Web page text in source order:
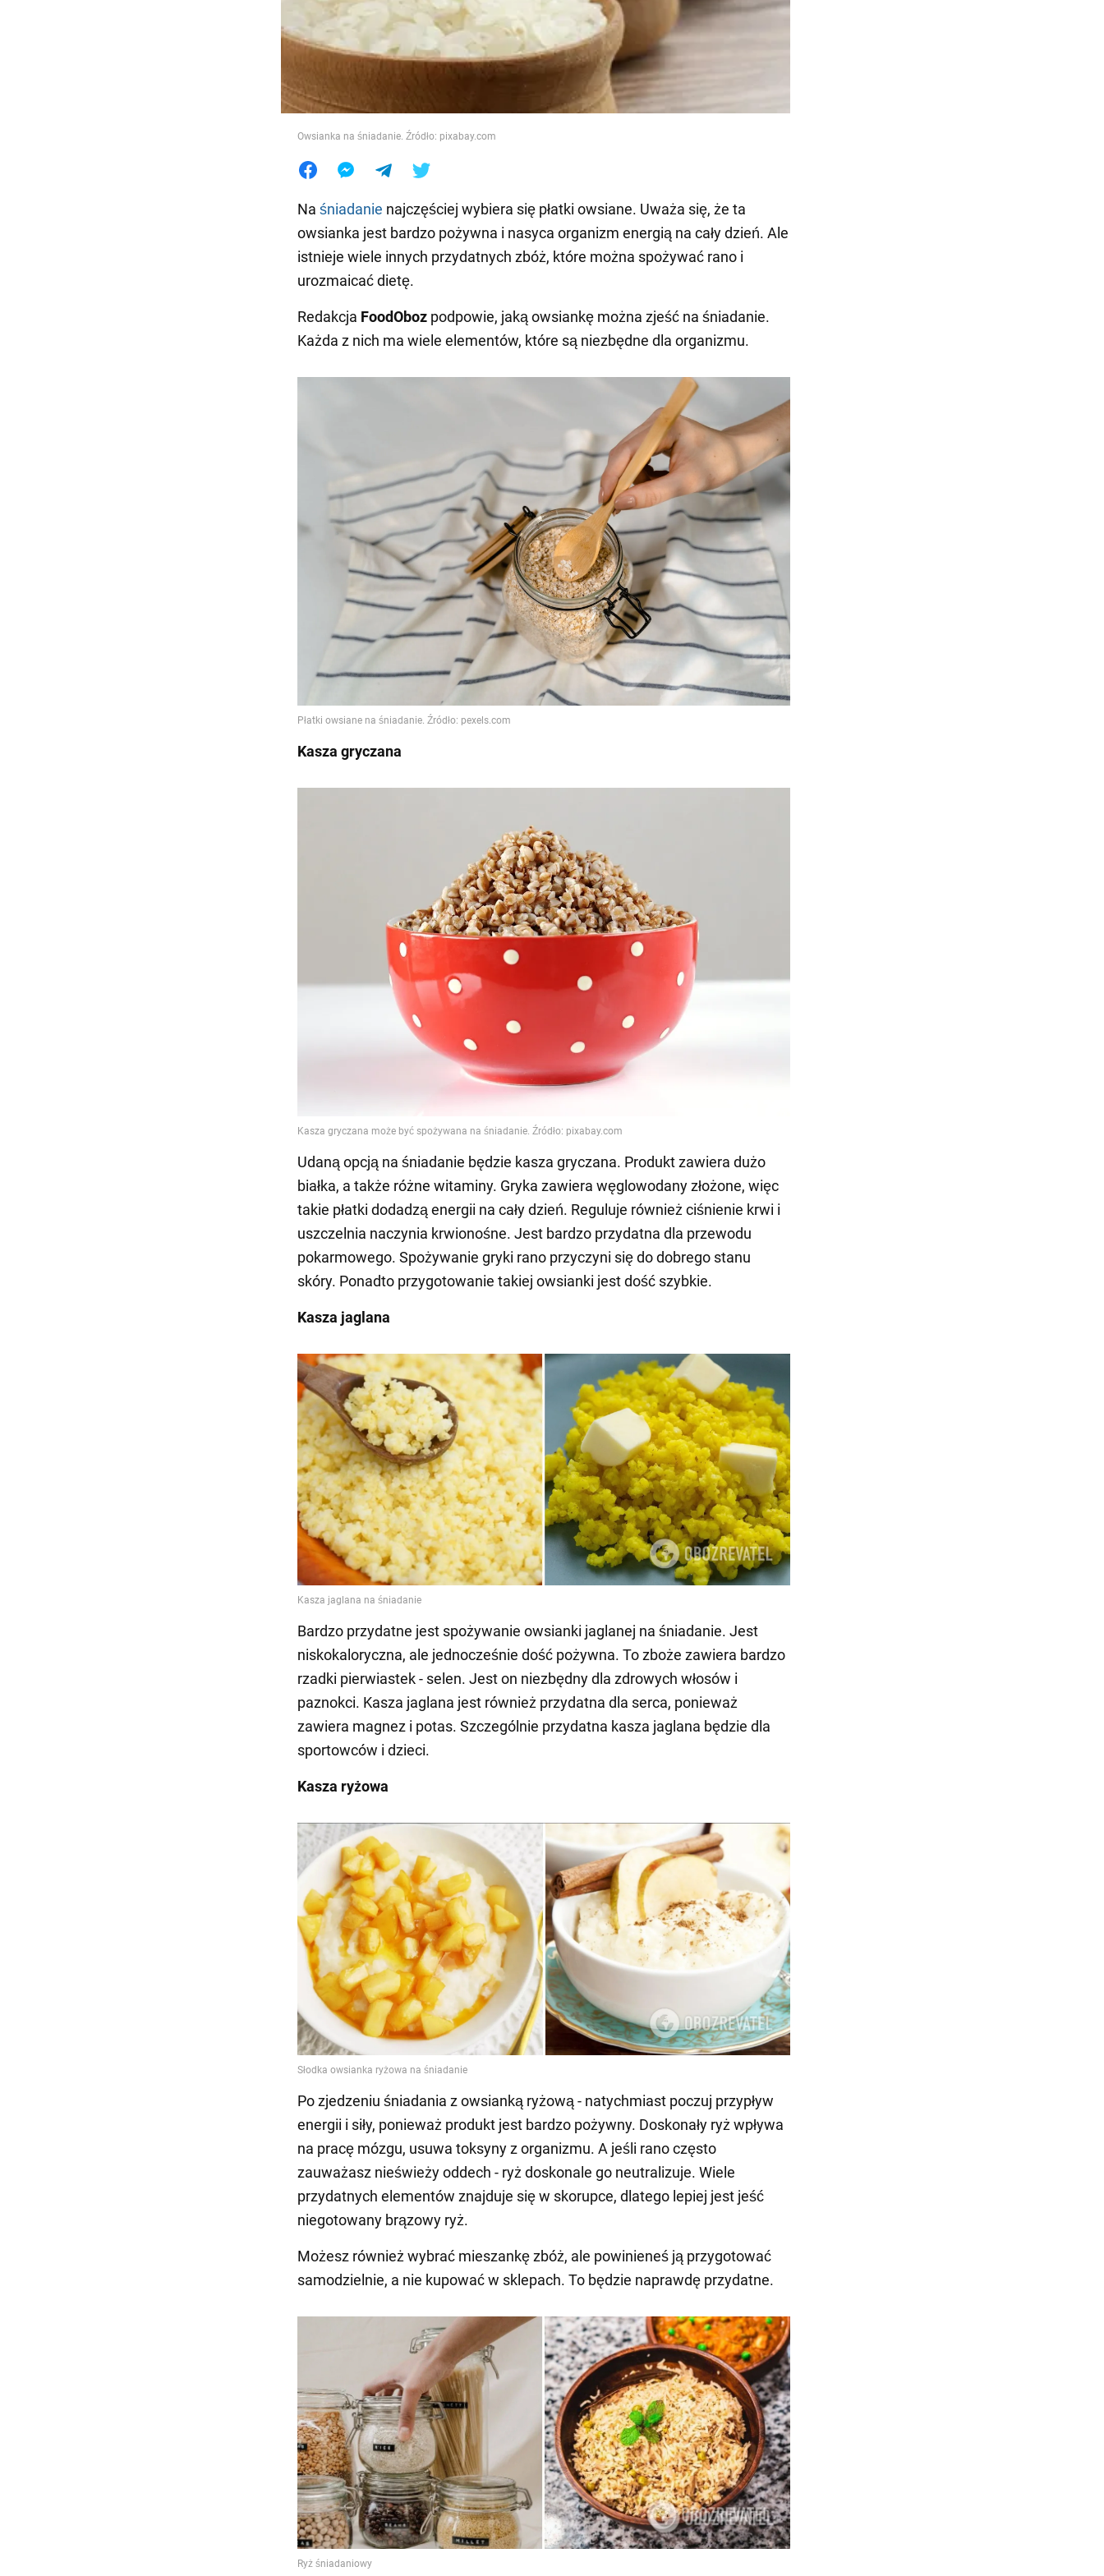
Jedzenie
Owsianka na śniadanie. Źródło: pixabay.com
Na śniadanie najczęściej wybiera się płatki owsiane. Uważa się, że ta
owsianka jest bardzo pożywna i nasyca organizm energią na cały dzień. Ale
istnieje wiele innych przydatnych zbóż, które można spożywać rano i
urozmaicać dietę.
Redakcja FoodOboz podpowie, jaką owsiankę można zjeść na śniadanie.
Każda z nich ma wiele elementów, które są niezbędne dla organizmu.
Kasza gryczana
Udaną opcją na śniadanie będzie kasza gryczana. Produkt zawiera dużo
białka, a także różne witaminy. Gryka zawiera węglowodany złożone, więc
takie płatki dodadzą energii na cały dzień. Reguluje również ciśnienie krwi i
uszczelnia naczynia krwionośne. Jest bardzo przydatna dla przewodu
pokarmowego. Spożywanie gryki rano przyczyni się do dobrego stanu
skóry. Ponadto przygotowanie takiej owsianki jest dość szybkie.
Kasza jaglana
Bardzo przydatne jest spożywanie owsianki jaglanej na śniadanie. Jest
niskokaloryczna, ale jednocześnie dość pożywna. To zboże zawiera bardzo
rzadki pierwiastek - selen. Jest on niezbędny dla zdrowych włosów i
paznokci. Kasza jaglana jest również przydatna dla serca, ponieważ
zawiera magnez i potas. Szczególnie przydatna kasza jaglana będzie dla
sportowców i dzieci.
Kasza ryżowa
Po zjedzeniu śniadania z owsianką ryżową - natychmiast poczuj przypływ
energii i siły, ponieważ produkt jest bardzo pożywny. Doskonały ryż wpływa
na pracę mózgu, usuwa toksyny z organizmu. A jeśli rano często
zauważasz nieświeży oddech - ryż doskonale go neutralizuje. Wiele
przydatnych elementów znajduje się w skorupce, dlatego lepiej jest jeść
niegotowany brązowy ryż.
Możesz również wybrać mieszankę zbóż, ale powinieneś ją przygotować
samodzielnie, a nie kupować w sklepach. To będzie naprawdę przydatne.